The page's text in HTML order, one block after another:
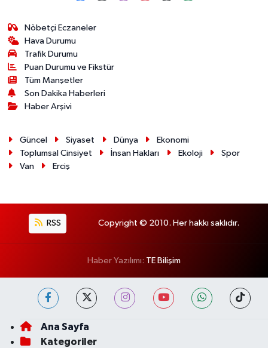
Nöbetçi Eczaneler
Hava Durumu
Trafik Durumu
Puan Durumu ve Fikstür
Tüm Manşetler
Son Dakika Haberleri
Haber Arşivi
Güncel Siyaset Dünya
Ekonomi
Toplumsal Cinsiyet
İnsan Hakları Ekoloji
Spor
Van
Erciş
RSS Copyright © 2010. Her hakkı saklıdır.
Haber Yazılımı: TE Bilişim
Ana Sayfa
Kategoriler